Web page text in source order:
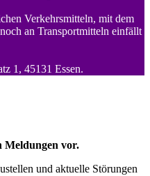
Verkehrsmitteln, mit dem
an Transportmitteln einfällt
1, 45131 Essen.
Meldungen vor.
und aktuelle Störungen